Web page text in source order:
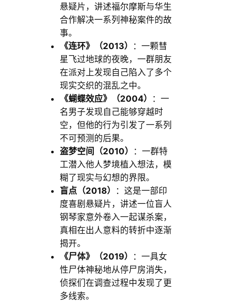
悬疑片，讲述福尔摩斯与华生
合作解决一系列神秘案件的故
事。
《连环》（2013）
：一颗彗
星飞过地球的夜晚，一群朋友
在派对上发现自己陷入了多个
现实交织的混乱之中。
《蝴蝶效应》（2004）
：一
名男子发现自己能够穿越时
空，但他的行为引发了一系列
不可预测的后果。
盗梦空间（2010）
：一群特
工潜入他人梦境植入想法，模
糊了现实与幻想的界限。
盲点（2018）
：这是一部印
度喜剧悬疑片，讲述一位盲人
钢琴家意外卷入一起谋杀案，
真相在出人意料的转折中逐渐
揭开。
《尸体》（2019）
：一具女
性尸体神秘地从停尸房消失，
侦探们在调查过程中发现了更
多线索。